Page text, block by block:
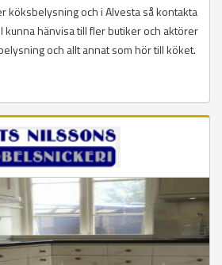
köksbelysning och i Alvesta så kontakta
kunna hänvisa till fler butiker och aktörer
och allt annat som hör till köket.